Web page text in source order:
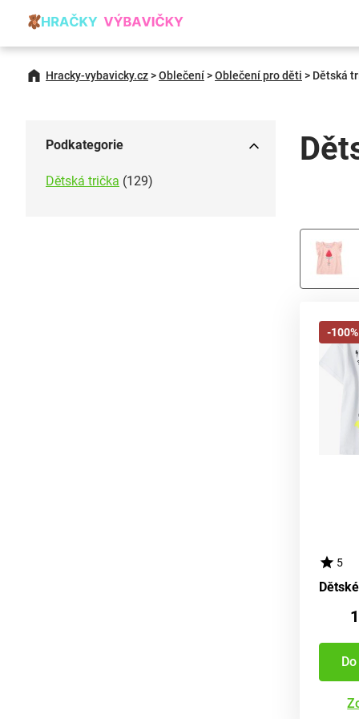
Hracky-vybavicky.cz>Oblečení>Oblečení pro děti > Dětská
Podkategorie
Dětská trička (129)
-100%
5